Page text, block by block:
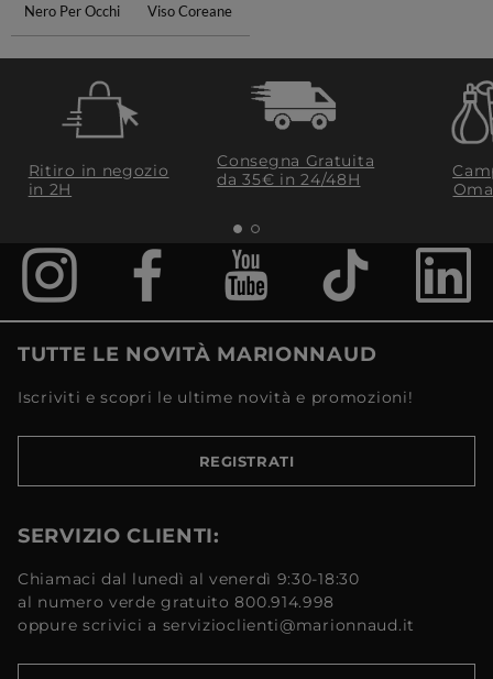
Nero Per Occhi
Viso Coreane
Ritiro in negozio
in 2H
Consegna Gratuita
da 35€​ in 24/48H
TUTTE LE NOVITÀ MARIONNAUD
Iscriviti e scopri le ultime novità e promozioni!
REGISTRATI
SERVIZIO CLIENTI:
Chiamaci dal lunedì al venerdì 9:30-18:30
al numero verde gratuito 800.914.998
oppure scrivici a servizioclienti@marionnaud.it